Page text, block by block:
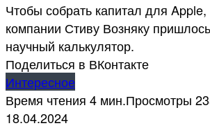
Чтобы собрать капитал для
компании Стиву Возняку
научный калькулятор.
Поделиться в ВКонтакте
Интересное
Время чтения 4 мин.Просмотры
18.04.2024